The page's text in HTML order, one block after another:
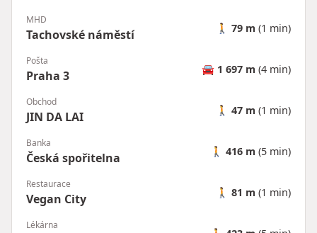
MHD
Tachovské náměstí 🚶 79 m (1 min)
Pošta
Praha 3 🚘 1 697 m (4 min)
Obchod
JIN DA LAI 🚶 47 m (1 min)
Banka
Česká spořitelna 🚶 416 m (5 min)
Restaurace
Vegan City 🚶 81 m (1 min)
Lékárna